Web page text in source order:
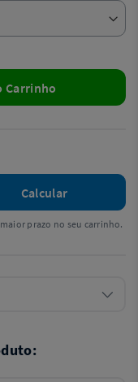
Carrinho
Calcular
prazo no seu carrinho.